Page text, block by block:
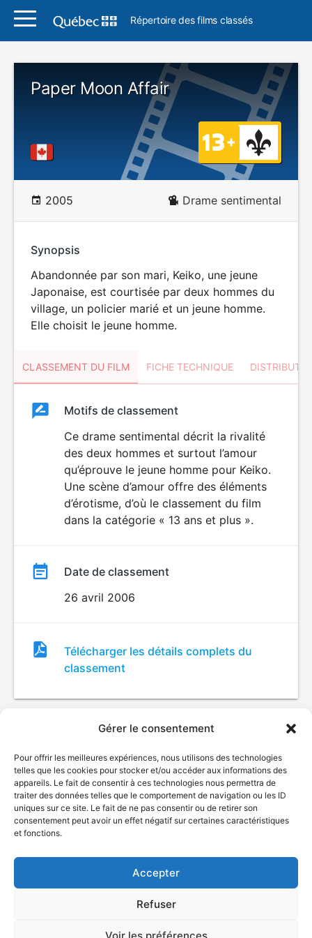
Gérer le consentement
Pour offrir les meilleures expériences, nous utilisons des technologies
telles que les cookies pour stocker et/ou accéder aux informations des
appareils. Le fait de consentir à ces technologies nous permettra de
traiter des données telles que le comportement de navigation ou les ID
uniques sur ce site. Le fait de ne pas consentir ou de retirer son
consentement peut avoir un effet négatif sur certaines caractéristiques
et fonctions.
Accepter
Refuser
Voir les préférences
Répertoire des films classés
Paper Moon Affair
2005 Drame sentimental
Synopsis
Abandonnée par son mari, Keiko, une jeune
Japonaise, est courtisée par deux hommes du
village, un policier marié et un jeune homme.
Elle choisit le jeune homme.
CLASSEMENT DU FILM FICHE TECHNIQUE
ClassementClassement
Motifs de classement
Ce drame sentimental décrit la rivalité
des deux hommes et surtout l’amour
qu’éprouve le jeune homme pour Keiko.
Une scène d’amour offre des éléments
d’érotisme, d’où le classement du film
dans la catégorie « 13 ans et plus ».
Date de classement
26 avril 2006
Fichier
de
classement
Télécharger les détails complets du
classement
© Gouvernement du Québec, 2026
Accessibilité
Déclaration de services